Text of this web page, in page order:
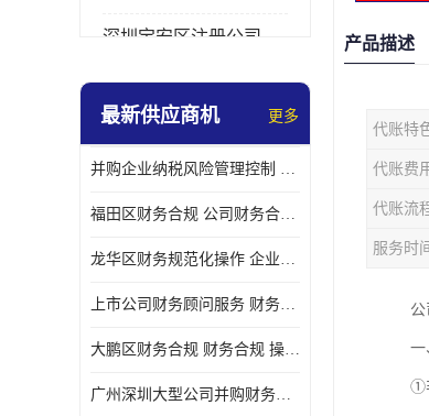
深圳宝安区注册公司
宝安西乡办理营业执照
宝安西乡代理记帐
注册公司
最新供应商机 更多
并购企业纳税风险管理控制 企业纳税风险管理控制 如何操作
福田区财务合规 公司财务合规 如何处理实现税务*风险
龙华区财务规范化操作 企业纳税风险管理控制 操作起来简单易行
上市公司财务顾问服务 财务合规 如何才能达到目标
大鹏区财务合规 财务合规 操作起来简单易行
广州深圳大型公司并购财务顾问 财务规范化操作 办理要多长时间
产品描述
代账特
代账费
代账流
服务时间
公
一
①